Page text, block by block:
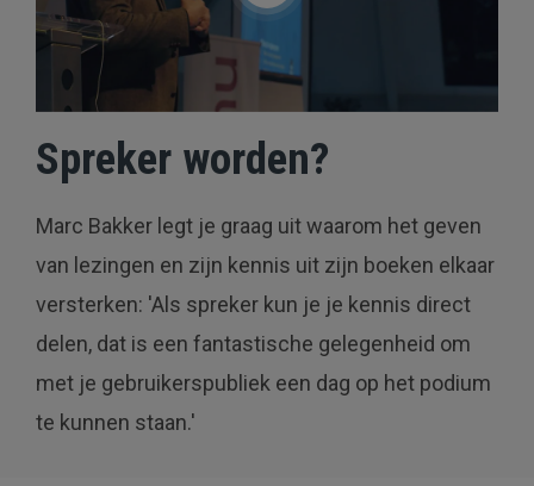
Spreker worden?
Marc Bakker legt je graag uit waarom het geven
van lezingen en zijn kennis uit zijn boeken elkaar
versterken: 'Als spreker kun je je kennis direct
delen, dat is een fantastische gelegenheid om
met je gebruikerspubliek een dag op het podium
te kunnen staan.'